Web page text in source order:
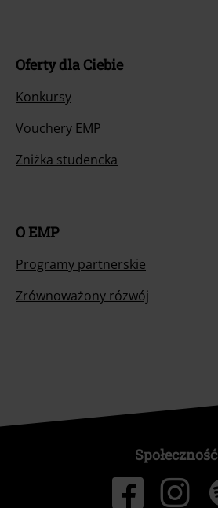
Oferty dla Ciebie
Konkursy
Vouchery EMP
Zniżka studencka
O EMP
Programy partnerskie
Zrównoważony rózwój
Społeczność